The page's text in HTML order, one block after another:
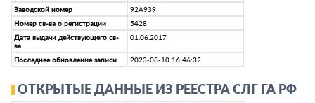
Заводской номер
92А939
Номер св-ва о регистрации
5428
Дата выдачи действующего св-
ва
01.06.2017
Последнее обновление записи 2023-08-10 16:46:32
ОТКРЫТЫЕ ДАННЫЕ ИЗ РЕЕСТРА СЛГ ГА РФ